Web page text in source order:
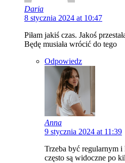
Daria
8 stycznia 2024 at 10:47
Piłam jakiś czas. Jakoś
Będę musiała wrócić do tego
Odpowiedz
Anna
9 stycznia 2024 at 11:39
Trzeba być regularnym
często są widoczne po